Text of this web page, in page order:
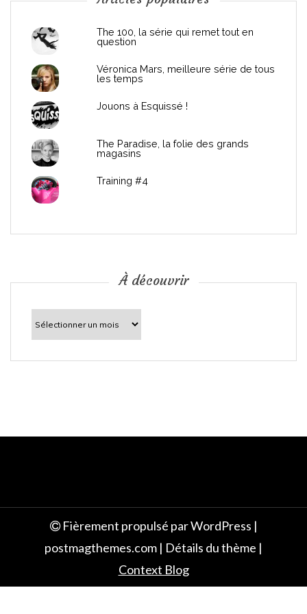
c
The 100, la série qui remet tout en
question
Véronica Mars, meilleure série de tous
les temps
Jouons à Esquissé !
The Paradise, la folie des grands
magasins
Training #4
À découvrir
découvrir
Fièrement propulsé par WordPress |
postmagthemes.com | Détails du thème |
Context Blog